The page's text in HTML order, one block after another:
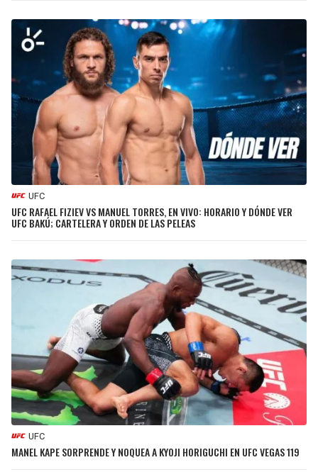
UFC
UFC RAFAEL FIZIEV VS MANUEL TORRES, EN VIVO: HORARIO Y DÓNDE VER
UFC BAKÚ; CARTELERA Y ORDEN DE LAS PELEAS
UFC
MANEL KAPE SORPRENDE Y NOQUEA A KYOJI HORIGUCHI EN UFC VEGAS 119